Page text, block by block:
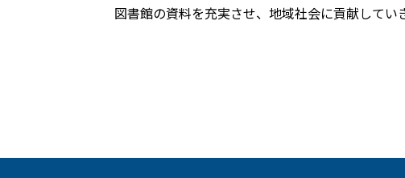
図書館の資料を充実させ、地域社会に貢献してい